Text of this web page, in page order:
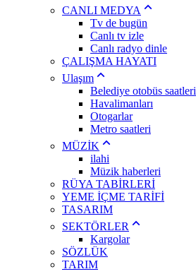
CANLI MEDYA
Tv de bugün
Canlı tv izle
Canlı radyo dinle
ÇALIŞMA HAYATI
Ulaşım
Belediye otobüs saatleri
Havalimanları
Otogarlar
Metro saatleri
MÜZİK
ilahi
Müzik haberleri
RÜYA TABİRLERİ
YEME İÇME TARİFİ
TASARIM
SEKTÖRLER
Kargolar
SÖZLÜK
TARIM